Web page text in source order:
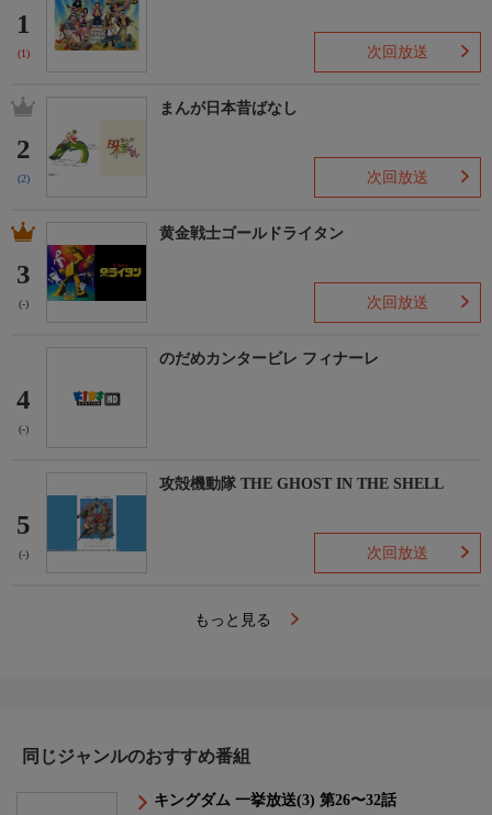
1
(1) 次回放送
2
(2)
まんが日本昔ばなし
次回放送
3
(-)
黄金戦士ゴールドライタン
次回放送
4
(-)
のだめカンタービレ フィナーレ
5
(-)
攻殻機動隊 THE GHOST IN THE SHELL
次回放送
もっと見る
同じジャンルのおすすめ番組
キングダム 一挙放送(3) 第26〜32話